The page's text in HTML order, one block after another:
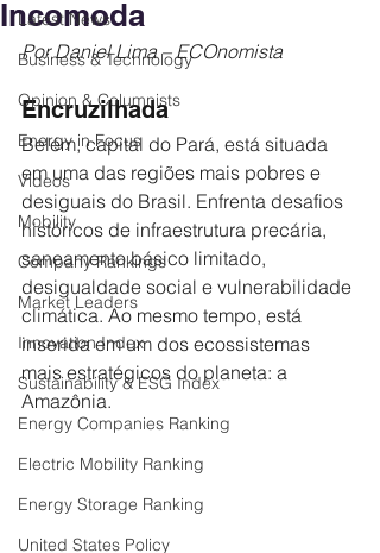
Latest News
Business & Technology
Opinion & Columnists
Energy in Focus
Videos
Mobility
Company Rankings
Market Leaders
Innovation Index
Sustainability & ESG Index
Energy Companies Ranking
Electric Mobility Ranking
Energy Storage Ranking
United States Policy
Incomoda
Por Daniel Lima – ECOnomista
Encruzilhada
Belém, capital do Pará, está situada
em uma das regiões mais pobres e
desiguais do Brasil. Enfrenta desafios
históricos de infraestrutura precária,
saneamento básico limitado,
desigualdade social e vulnerabilidade
climática. Ao mesmo tempo, está
inserida em um dos ecossistemas
mais estratégicos do planeta: a
Amazônia.